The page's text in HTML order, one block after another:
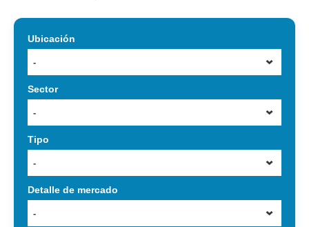
Ubicación
-
Sector
-
Tipo
-
Detalle de mercado
-